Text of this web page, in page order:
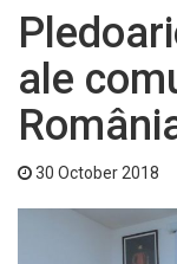
)
ale
30 October 2018